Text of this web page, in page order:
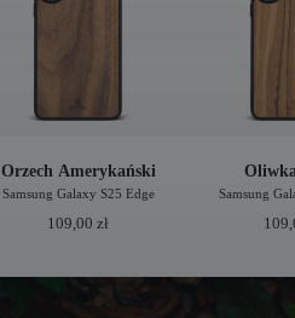
Orzech Amerykański
Samsung Galaxy S25 Edge
109,00zł
Samsung